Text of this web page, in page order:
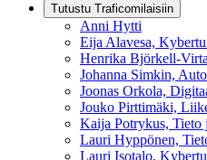
Tutustu Traficomilaisiin
Anni Hytti
Eija Alavesa,
Henrika Björkell-
Johanna Simkin,
Joonas Orkola,
Jouko Pirttimäki,
Kaija Potrykus, Tieto
Lauri Hyppönen,
Lauri Isotalo,